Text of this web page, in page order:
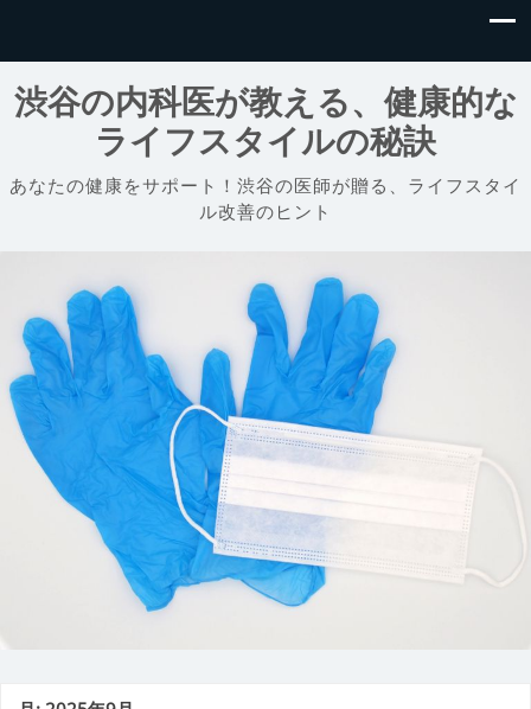
渋谷の内科医が教える、健康的な
ライフスタイルの秘訣
あなたの健康をサポート！渋谷の医師が贈る、ライフスタイ
ル改善のヒント